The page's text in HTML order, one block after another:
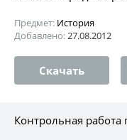
Предмет: История
Добавлено:27.08.2012
Скачать
Контрольная работа